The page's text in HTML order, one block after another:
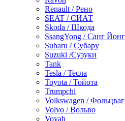
Renault / Рено
SEAT / СИАТ
Skoda / Шкода
SsangYong / Санг Йонг
Subaru / Субару
Suzuki /Сузуки
Tank
Tesla / Тесла
Toyota / Тойота
Trumpchi
Volkswagen /
Volvo / Вольво
Voyah